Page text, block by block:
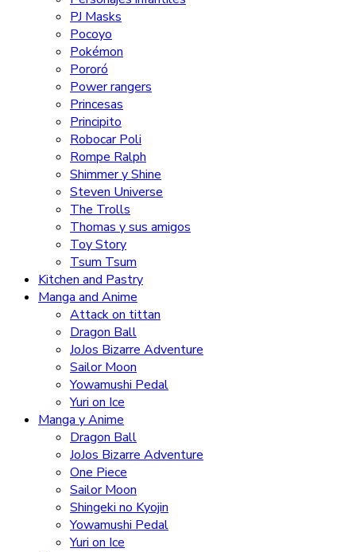
PJ Masks
Pocoyo
Pokémon
Pororó
Power rangers
Princesas
Principito
Robocar Poli
Rompe Ralph
Shimmer y Shine
Steven Universe
The Trolls
Thomas y sus amigos
Toy Story
Tsum Tsum
Kitchen and Pastry
Manga and Anime
Attack on tittan
Dragon Ball
JoJos Bizarre Adventure
Sailor Moon
Yowamushi Pedal
Yuri on Ice
Manga y Anime
Dragon Ball
JoJos Bizarre Adventure
One Piece
Sailor Moon
Shingeki no Kyojin
Yowamushi Pedal
Yuri on Ice